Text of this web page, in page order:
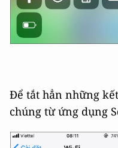
Để tắt hẳn những
chúng từ ứng dụng